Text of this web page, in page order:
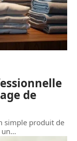
de
simple produit de
…